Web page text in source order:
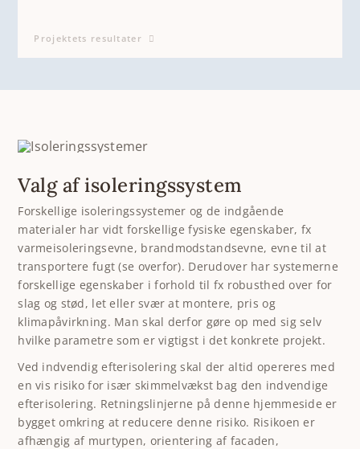
Projektets resultater
Valg af isoleringssystem
Forskellige isoleringssystemer og de indgående
materialer har vidt forskellige fysiske egenskaber, fx
varmeisoleringsevne, brandmodstandsevne, evne til at
transportere fugt (se overfor). Derudover har systemerne
forskellige egenskaber i forhold til fx robusthed over for
slag og stød, let eller svær at montere, pris og
klimapåvirkning. Man skal derfor gøre op med sig selv
hvilke parametre som er vigtigst i det konkrete projekt.
Ved indvendig efterisolering skal der altid opereres med
en vis risiko for især skimmelvækst bag den indvendige
efterisolering. Retningslinjerne på denne hjemmeside er
bygget omkring at reducere denne risiko. Risikoen er
afhængig af murtypen, orientering af facaden,